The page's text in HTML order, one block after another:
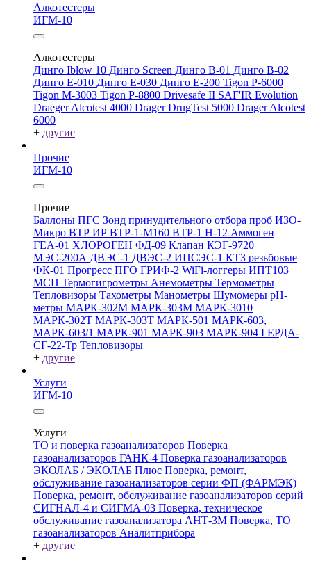
Алкотестеры
ИГМ-10
Алкотестеры
Динго Iblow 10 Динго Screen Динго В-01 Динго В-02
Динго Е-010 Динго Е-030 Динго Е-200 Tigon P-6000
Tigon M-3003 Tigon P-8800 Drivesafe II SAF'IR Evolution
Draeger Alcotest 4000 Drager DrugTest 5000 Drager Alcotest
6000
+ другие
Прочие
ИГМ-10
Прочие
Баллоны ПГС Зонд принудительного отбора проб ИЗО-
Микро ВТР ИР ВТР-1-М160 ВТР-1 Н-12 Аммоген
ГЕА-01 ХЛОРОГЕН ФД-09 Клапан КЭГ-9720
МЭС-200А ДВЭС-1 ДВЭС-2 ИПСЭС-1 КТЗ резьбовые
ФК-01 Прогресс ПГО ГРИФ-2 WiFi-логгеры ИПТ103
МСП Термогигрометры Анемометры Термометры
Тепловизоры Тахометры Манометры Шумомеры pH-
метры МАРК-302М МАРК-303М МАРК-3010
МАРК-302Т МАРК-303Т МАРК-501 МАРК-603,
МАРК-603/1 МАРК-901 МАРК-903 МАРК-904 ГЕРДА-
СГ-22-Тр Тепловизоры
+ другие
Услуги
ИГМ-10
Услуги
ТО и поверка газоанализаторов Поверка
газоанализаторов ГАНК-4 Поверка газоанализаторов
ЭКОЛАБ / ЭКОЛАБ Плюс Поверка, ремонт,
обслуживание газоанализаторов серии ФП (ФАРМЭК)
Поверка, ремонт, обслуживание газоанализаторов серий
СИГНАЛ-4 и СИГМА-03 Поверка, техническое
обслуживание газоанализатора АНТ-3М Поверка, ТО
газоанализаторов Аналитприбора
+ другие